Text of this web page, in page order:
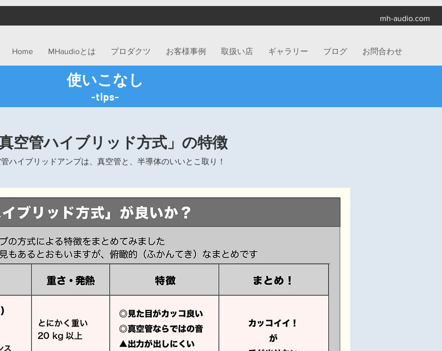
mh-audio.com
Home MHaudioとは プロダクツ お客様事例 取扱い店 ギャラリー ブログ お問合わせ
​使いこなし
-tips-
真空管ハイブリッド方式」の特徴
ハイブリッドアンプは、真空管と、半導体のいいとこ取り！